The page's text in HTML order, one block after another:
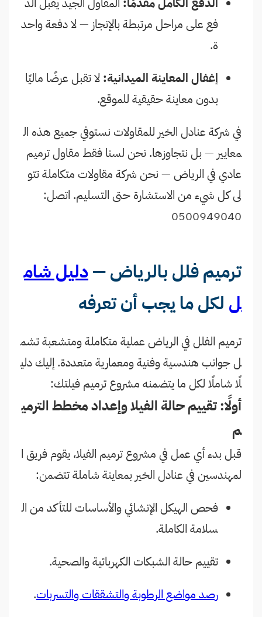
فع على مراحل مرتبطة بالإنجاز — لا دفعة واحد
ة.
إغفال المعاينة الميدانية: لا تقبل عرضًا ماليًا
بدون معاينة حقيقية للموقع.
في شركة عنادل الخير للمقاولات نستوفي جميع هذه ال
معايير — بل نتجاوزها. نحن لسنا فقط مقاول ترميم
عادي في الرياض — نحن شركة مقاولات متكاملة تتو
لى كل شيء من الاستشارة حتى التسليم. اتصل:
0500949040
ترميم فلل بالرياض —دليل شام
ل لكل ما يجب أن تعرفه
ترميم الفلل في الرياض عملية متكاملة ومتشعبة تشم
ل جوانب هندسية وفنية ومعمارية متعددة. إليك دلي
لًا شاملًا لكل ما يتضمنه مشروع ترميم فيلتك:
أولًا: تقييم حالة الفيلا وإعداد مخطط الترمي
م
قبل بدء أي عمل في مشروع ترميم الفيلا، يقوم فريق ا
لمهندسين في عنادل الخير بمعاينة شاملة تتضمن:
فحص الهيكل الإنشائي والأساسات للتأكد من ال
سلامة الكاملة.
تقييم حالة الشبكات الكهربائية والصحية.
رصد مواضع الرطوبة والتشققات والتسربات.